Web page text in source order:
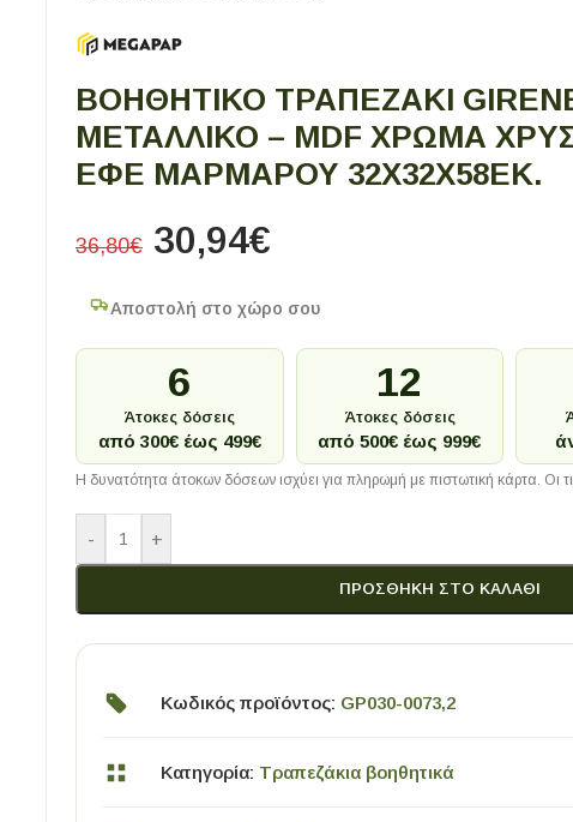
ΒΟΗΘΗΤΙΚΌ ΤΡΑΠΕΖΆΚΙ
ΜΕΤΑΛΛΙΚΌ – MDF ΧΡΏΜΑ
ΕΦΈ ΜΑΡΜΆΡΟΥ 32X32X58ΕΚ.
36,80€ 30,94€
Αποστολή στο χώρο σου
6
Άτοκες δόσεις
από 300€ έως 499€
12
Άτοκες δόσεις
από 500€ έως 999€
Η δυνατότητα άτοκων δόσεων ισχύει για πληρωμή με πιστωτική κάρτα. Οι
- +
ΠΡΟΣΘΉΚΗ ΣΤΟ ΚΑΛΆΘΙ
Κωδικός προϊόντος: GP030-0073,2
Κατηγορία: Τραπεζάκια βοηθητικά